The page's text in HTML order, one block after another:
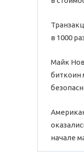
в 1000
Майк
биткоин
начале